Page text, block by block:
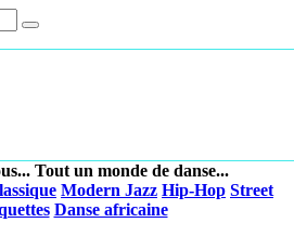
Tout un monde de danse...
Modern Jazz Hip-Hop Street
Danse africaine